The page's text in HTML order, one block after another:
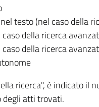
testo (nel caso della
della ricerca
della ricerca
ricerca", è indicato il
atti trovati.